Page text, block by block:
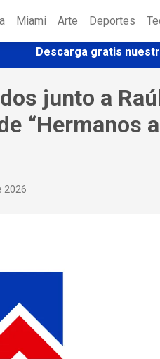
Miami Arte Deportes
Descarga gratis
junto a
“Hermanos
2026